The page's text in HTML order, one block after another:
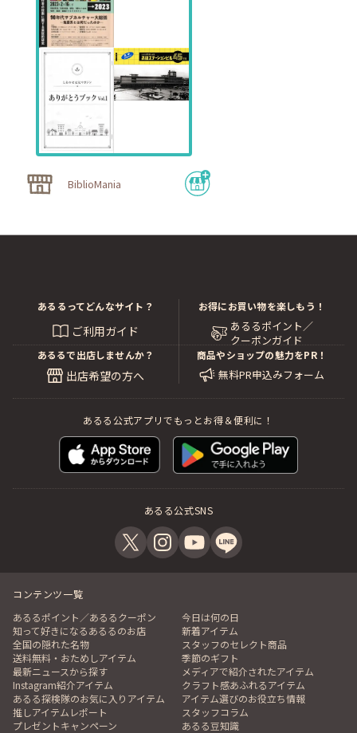
BiblioMania
あるるってどんなサイト？
ご利用ガイド
お得にお買い物を楽しもう！
あるるポイント／
クーポンガイド
あるるで出店しませんか？
出店希望の方へ
商品やショップの魅力をPR！
無料PR申込みフォーム
あるる公式アプリでもっとお得＆便利に！
あるる公式SNS
コンテンツ一覧
あるるポイント／あるるクーポン
今日は何の日
知って好きになるあるるのお店
新着アイテム
全国の隠れた名物
スタッフのセレクト商品
送料無料・おためしアイテム
季節のギフト
最新ニュースから探す
メディアで紹介されたアイテム
Instagram紹介アイテム
クラフト感あふれるアイテム
あるる探検隊のお気に入りアイテム
アイテム選びのお役立ち情報
推しアイテムレポート
スタッフコラム
プレゼントキャンペーン
あるる豆知識